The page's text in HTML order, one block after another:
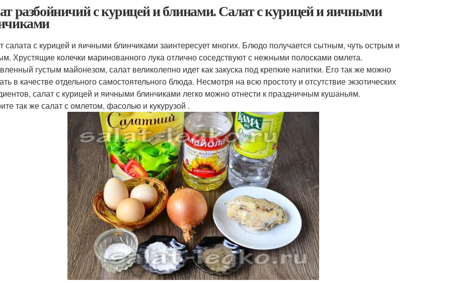
разбойничий с курицей и блинами. Салат с курицей и яичными
салата с курицей и яичными блинчиками заинтересует многих. Блюдо получается сытным, чуть острым и
Хрустящие колечки маринованного лука отлично соседствуют с нежными полосками омлета.
густым майонезом, салат великолепно идет как закуска под крепкие напитки. Его так же можно
в качестве отдельного самостоятельного блюда. Несмотря на всю простоту и отсутствие экзотических
салат с курицей и яичными блинчиками легко можно отнести к праздничным кушаньям.
так же салат с омлетом, фасолью и кукурузой .